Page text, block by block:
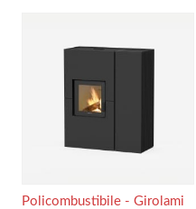
Policombustibile - Girolami